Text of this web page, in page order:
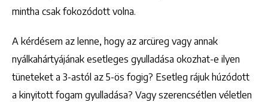
mintha csak fokozódott volna.
A kérdésem az lenne, hogy az arcüreg vagy annak
nyálkahártyájának esetleges gyulladása okozhat-e ilyen
tüneteket a 3-astól az 5-ös fogig? Esetleg rájuk húzódott
a kinyitott fogam gyulladása? Vagy szerencsétlen véletlen